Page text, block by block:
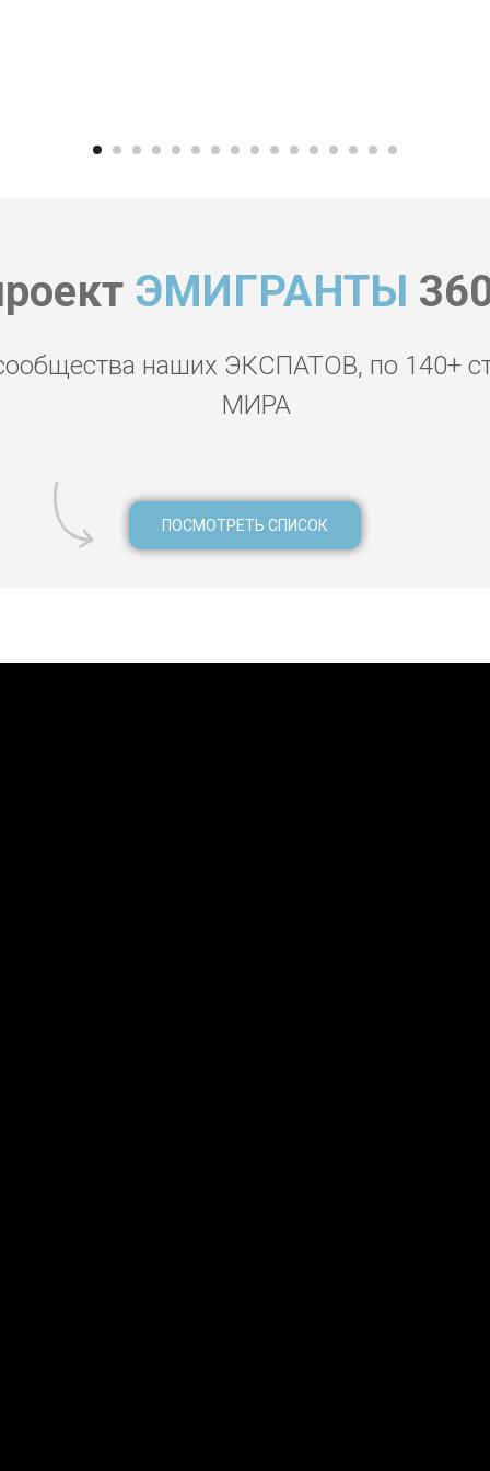
ЭМИГРАНТЫ
наших ЭКСПАТОВ, по 140+
МИРА
ПОСМОТРЕТЬ СПИСОК